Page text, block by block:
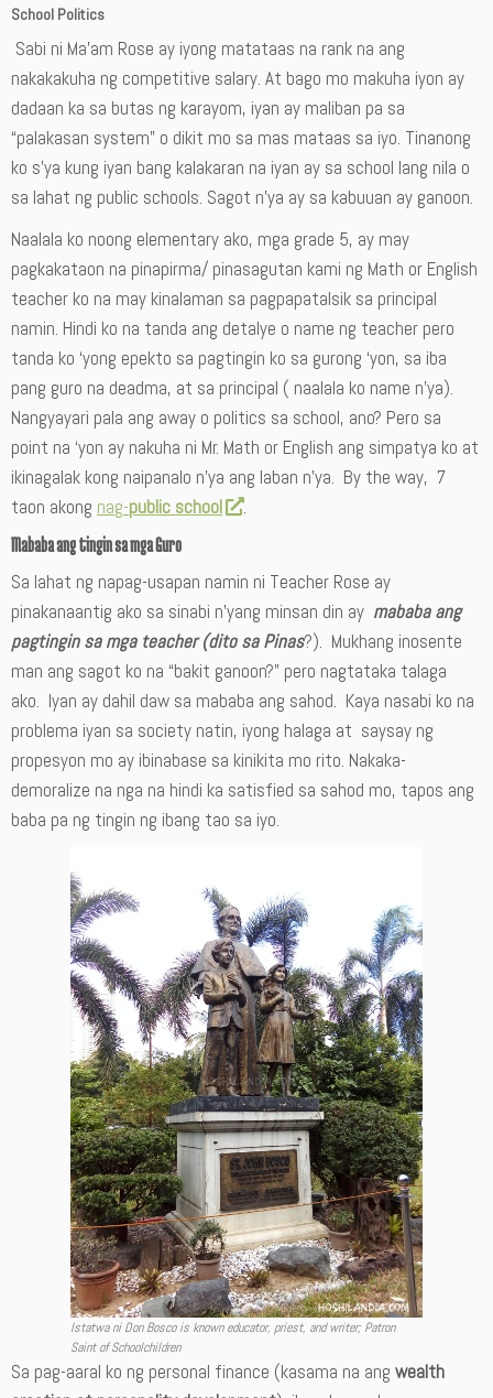
School Politics
Sabi ni Ma’am Rose ay iyong matataas na rank na ang
nakakakuha ng competitive salary. At bago mo makuha iyon ay
dadaan ka sa butas ng karayom, iyan ay maliban pa sa
“palakasan system” o dikit mo sa mas mataas sa iyo. Tinanong
ko s’ya kung iyan bang kalakaran na iyan ay sa school lang nila o
sa lahat ng public schools. Sagot n’ya ay sa kabuuan ay ganoon.
Naalala ko noong elementary ako, mga grade 5, ay may
pagkakataon na pinapirma/ pinasagutan kami ng Math or English
teacher ko na may kinalaman sa pagpapatalsik sa principal
namin. Hindi ko na tanda ang detalye o name ng teacher pero
tanda ko ‘yong epekto sa pagtingin ko sa gurong ‘yon, sa iba
pang guro na deadma, at sa principal ( naalala ko name n’ya).
Nangyayari pala ang away o politics sa school, ano? Pero sa
point na ‘yon ay nakuha ni Mr. Math or English ang simpatya ko at
ikinagalak kong naipanalo n’ya ang laban n’ya. By the way, 7
taon akong nag-public school .
Mababa ang tingin sa mga Guro
Sa lahat ng napag-usapan namin ni Teacher Rose ay
pinakanaantig ako sa sinabi n’yang minsan din ay mababa ang
pagtingin sa mga teacher (dito sa Pinas?). Mukhang inosente
man ang sagot ko na “bakit ganoon?” pero nagtataka talaga
ako. Iyan ay dahil daw sa mababa ang sahod. Kaya nasabi ko na
problema iyan sa society natin, iyong halaga at saysay ng
propesyon mo ay ibinabase sa kinikita mo rito. Nakaka-
demoralize na nga na hindi ka satisfied sa sahod mo, tapos ang
baba pa ng tingin ng ibang tao sa iyo.
Istatwa ni Don Bosco is known educator, priest, and writer; Patron
Saint of Schoolchildren
Sa pag-aaral ko ng personal finance (kasama na ang wealth